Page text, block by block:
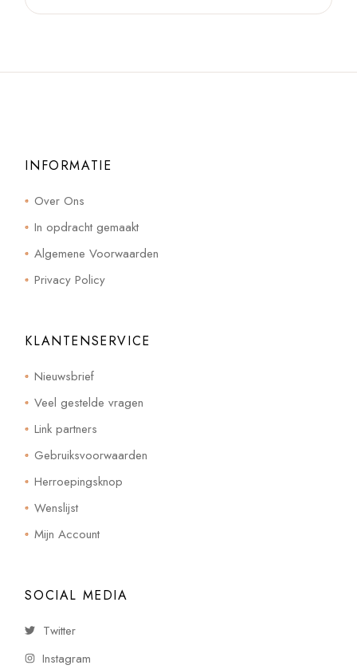
INFORMATIE
Over Ons
In opdracht gemaakt
Algemene Voorwaarden
Privacy Policy
KLANTENSERVICE
Nieuwsbrief
Veel gestelde vragen
Link partners
Gebruiksvoorwaarden
Herroepingsknop
Wenslijst
Mijn Account
SOCIAL MEDIA
Twitter
Instagram